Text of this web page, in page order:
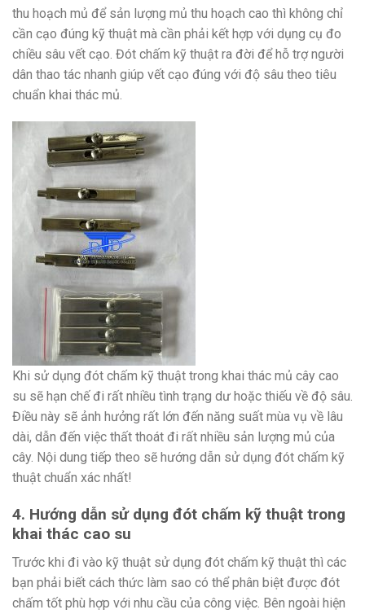
thu hoạch mủ để sản lượng mủ thu hoạch cao thì không chỉ
cần cạo đúng kỹ thuật mà cần phải kết hợp với dụng cụ đo
chiều sâu vết cạo. Đót chấm kỹ thuật ra đời để hỗ trợ người
dân thao tác nhanh giúp vết cạo đúng với độ sâu theo tiêu
chuẩn khai thác mủ.
Khi sử dụng đót chấm kỹ thuật trong khai thác mủ cây cao
su sẽ hạn chế đi rất nhiều tình trạng dư hoặc thiếu về độ sâu.
Điều này sẽ ảnh hưởng rất lớn đến năng suất mùa vụ về lâu
dài, dẫn đến việc thất thoát đi rất nhiều sản lượng mủ của
cây. Nội dung tiếp theo sẽ hướng dẫn sử dụng đót chấm kỹ
thuật chuẩn xác nhất!
4. Hướng dẫn sử dụng đót chấm kỹ thuật trong
khai thác cao su
Trước khi đi vào kỹ thuật sử dụng đót chấm kỹ thuật thì các
bạn phải biết cách thức làm sao có thể phân biệt được đót
chấm tốt phù hợp với nhu cầu của công việc. Bên ngoài hiện